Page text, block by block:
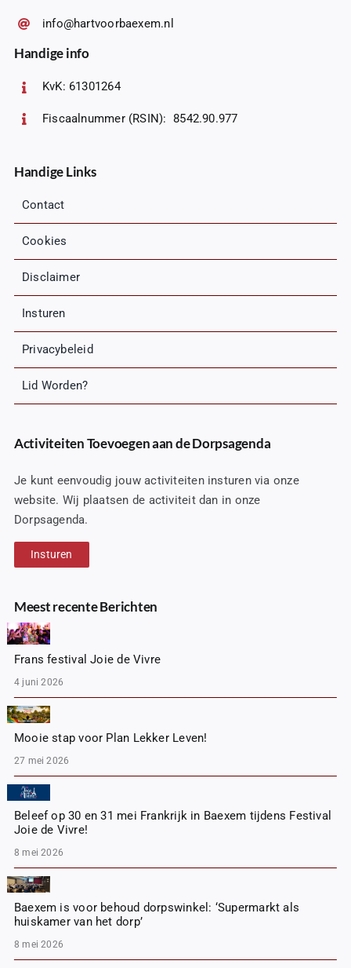
info@hartvoorbaexem.nl
Handige info
KvK: 61301264
Fiscaalnummer (RSIN): 8542.90.977
Handige Links
Contact
Cookies
Disclaimer
Insturen
Privacybeleid
Lid Worden?
Activiteiten Toevoegen aan de Dorpsagenda
Je kunt eenvoudig jouw activiteiten insturen via onze
website. Wij plaatsen de activiteit dan in onze
Dorpsagenda.
Insturen
Meest recente Berichten
Frans festival Joie de Vivre
4 juni 2026
Mooie stap voor Plan Lekker Leven!
27 mei 2026
Beleef op 30 en 31 mei Frankrijk in Baexem tijdens Festival
Joie de Vivre!
8 mei 2026
Baexem is voor behoud dorpswinkel: ‘Supermarkt als
huiskamer van het dorp’
8 mei 2026